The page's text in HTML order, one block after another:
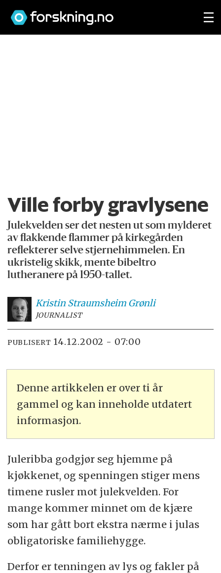
Ville forby gravlysene
Julekvelden ser det nesten ut som mylderet
av flakkende flammer på kirkegården
reflekterer selve stjernehimmelen. En
ukristelig skikk, mente bibeltro
lutheranere på 1950-tallet.
Kristin Straumsheim Grønli
JOURNALIST
PUBLISERT 14.12.2002 - 07:00
Denne artikkelen er over ti år
gammel og kan inneholde utdatert
informasjon.
Juleribba godgjør seg hjemme på
kjøkkenet, og spenningen stiger mens
timene rusler mot julekvelden. For
mange kommer minnet om de kjære
som har gått bort ekstra nærme i julas
obligatoriske familiehygge.
Derfor er tenningen av lys og fakler på